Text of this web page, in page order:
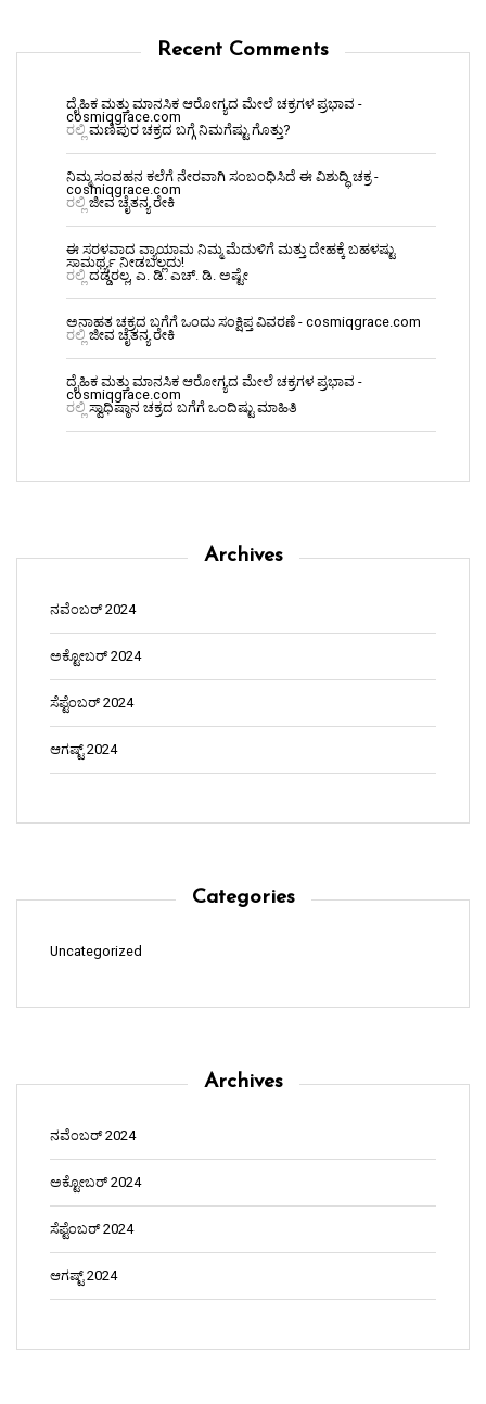
Recent Comments
ದೈಹಿಕ ಮತ್ತು ಮಾನಸಿಕ ಆರೋಗ್ಯದ ಮೇಲೆ ಚಕ್ರಗಳ ಪ್ರಭಾವ -
cosmiqgrace.com
ರಲ್ಲಿ ಮಣಿಪುರ ಚಕ್ರದ ಬಗ್ಗೆ ನಿಮಗೆಷ್ಟು ಗೊತ್ತು?
ನಿಮ್ಮ ಸಂವಹನ ಕಲೆಗೆ ನೇರವಾಗಿ ಸಂಬಂಧಿಸಿದೆ ಈ ವಿಶುದ್ಧಿ ಚಕ್ರ -
cosmiqgrace.com
ರಲ್ಲಿ ಜೀವ ಚೈತನ್ಯ ರೇಕಿ
ಈ ಸರಳವಾದ ವ್ಯಾಯಾಮ ನಿಮ್ಮ ಮೆದುಳಿಗೆ ಮತ್ತು ದೇಹಕ್ಕೆ ಬಹಳಷ್ಟು
ಸಾಮರ್ಥ್ಯ ನೀಡಬಲ್ಲದು!
ರಲ್ಲಿ ದಡ್ಡರಲ್ಲ, ಎ. ಡಿ. ಎಚ್. ಡಿ. ಅಷ್ಟೇ
ಅನಾಹತ ಚಕ್ರದ ಬಗೆಗೆ ಒಂದು ಸಂಕ್ಷಿಪ್ತ ವಿವರಣೆ - cosmiqgrace.com
ರಲ್ಲಿ ಜೀವ ಚೈತನ್ಯ ರೇಕಿ
ದೈಹಿಕ ಮತ್ತು ಮಾನಸಿಕ ಆರೋಗ್ಯದ ಮೇಲೆ ಚಕ್ರಗಳ ಪ್ರಭಾವ -
cosmiqgrace.com
ರಲ್ಲಿ ಸ್ವಾಧಿಷ್ಠಾನ ಚಕ್ರದ ಬಗೆಗೆ ಒಂದಿಷ್ಟು ಮಾಹಿತಿ
Archives
ನವೆಂಬರ್ 2024
ಅಕ್ಟೋಬರ್ 2024
ಸೆಪ್ಟೆಂಬರ್ 2024
ಆಗಷ್ಟ್ 2024
Categories
Uncategorized
Archives
ನವೆಂಬರ್ 2024
ಅಕ್ಟೋಬರ್ 2024
ಸೆಪ್ಟೆಂಬರ್ 2024
ಆಗಷ್ಟ್ 2024